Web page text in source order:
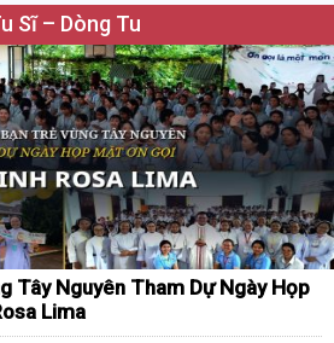
Sĩ – Dòng Tu
Tây Nguyên Tham Dự Ngày Họp
Lima